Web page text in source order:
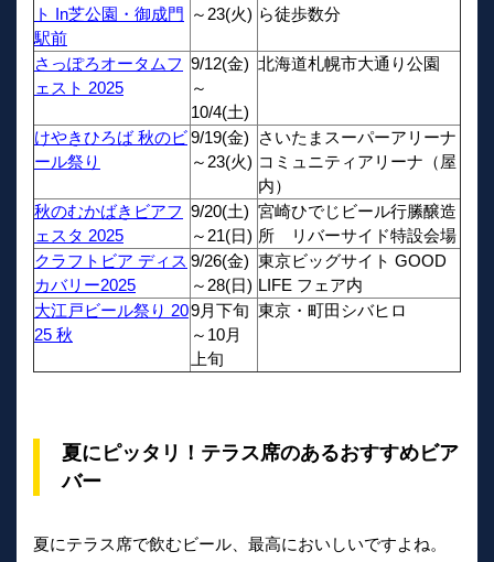
ト In芝公園・御成門
駅前
～23(火) ら徒歩数分
さっぽろオータムフ
ェスト 2025
9/12(金)
～
10/4(土)
北海道札幌市大通り公園
けやきひろば 秋のビ
ール祭り
9/19(金)
～23(火)
さいたまスーパーアリーナ
コミュニティアリーナ（屋
内）
秋のむかばきビアフ
ェスタ 2025
9/20(土)
～21(日)
宮崎ひでじビール行縢醸造
所 リバーサイド特設会場
クラフトビア ディス
カバリー2025
9/26(金)
～28(日)
東京ビッグサイト GOOD
LIFE フェア内
大江戸ビール祭り 20
25 秋
9月下旬
～10月
上旬
東京・町田シバヒロ
夏にピッタリ！テラス席のあるおすすめビア
バー
夏にテラス席で飲むビール、最高においしいですよね。